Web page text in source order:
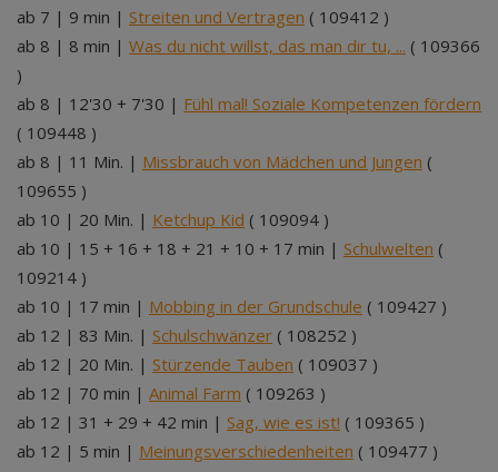
ab 7 | 9 min | Streiten und Vertragen ( 109412 )
ab 8 | 8 min | Was du nicht willst, das man dir tu, ... ( 109366
)
ab 8 | 12'30 + 7'30 | Fühl mal! Soziale Kompetenzen fördern
( 109448 )
ab 8 | 11 Min. | Missbrauch von Mädchen und Jungen (
109655 )
ab 10 | 20 Min. | Ketchup Kid ( 109094 )
ab 10 | 15 + 16 + 18 + 21 + 10 + 17 min | Schulwelten (
109214 )
ab 10 | 17 min | Mobbing in der Grundschule ( 109427 )
ab 12 | 83 Min. | Schulschwänzer ( 108252 )
ab 12 | 20 Min. | Stürzende Tauben ( 109037 )
ab 12 | 70 min | Animal Farm ( 109263 )
ab 12 | 31 + 29 + 42 min | Sag, wie es ist! ( 109365 )
ab 12 | 5 min | Meinungsverschiedenheiten ( 109477 )